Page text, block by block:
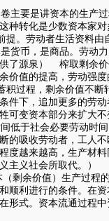
要是讲资本的生产过
种转化是少数资本家
。劳动者生活资料
币，是商品。劳动
了源泉） 榨取剩余
价值的提高，劳动强
过程，剩余价值不断
下，追加更多的劳
可变资本部分来扩大
于社会必要劳动时
的吸收劳动者，工
越来越高，生产材
主义社会所取代。）
余价值）生产过程
顺利进行的条件。
式。资本流通过程